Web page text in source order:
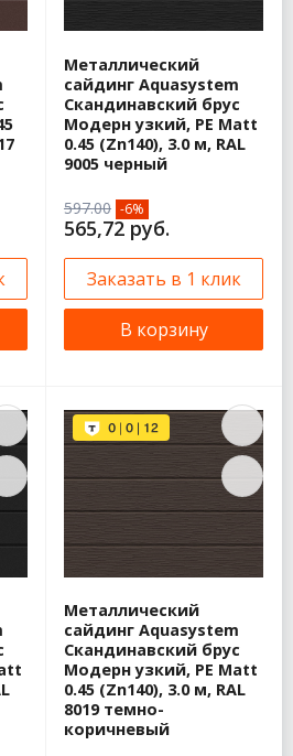
Металлический
сайдинг Aquasystem
Скандинавский брус
Модерн узкий, PE Matt
0.45 (Zn140), 3.0 м, RAL
9005 черный
597.00 -6%
565,72 руб.
Заказать в 1 клик
В корзину
Металлический
сайдинг Aquasystem
Скандинавский брус
Модерн узкий, PE Matt
0.45 (Zn140), 3.0 м, RAL
8019 темно-
коричневый